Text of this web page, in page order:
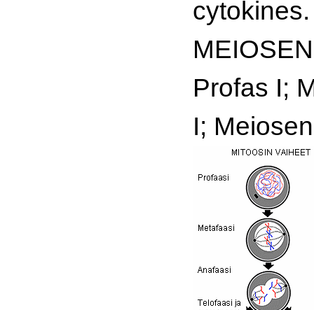
cytokines.
Profas I;
I;